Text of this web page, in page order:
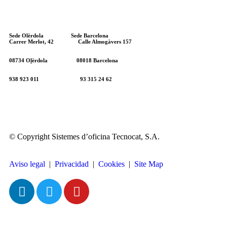
Sede Olèrdola Sede Barcelona
Carrer Merlot, 42 Calle Almogàvers 157
08734 Olèrdola 08018 Barcelona
938 923 011 93 315 24 62
© Copyright Sistemes d’oficina Tecnocat, S.A.
Aviso legal | Privacidad | Cookies | Site Map